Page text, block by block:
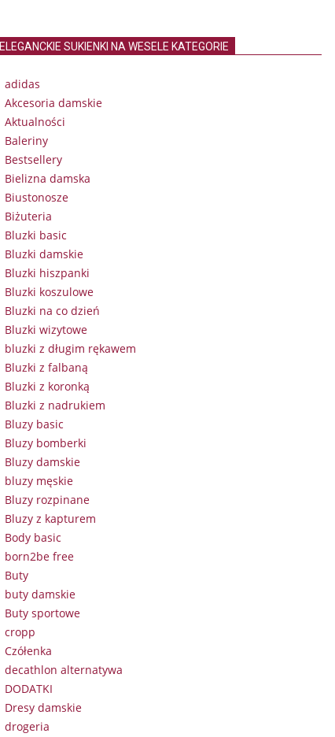
ELEGANCKIE SUKIENKI NA WESELE KATEGORIE
adidas
Akcesoria damskie
Aktualności
Baleriny
Bestsellery
Bielizna damska
Biustonosze
Biżuteria
Bluzki basic
Bluzki damskie
Bluzki hiszpanki
Bluzki koszulowe
Bluzki na co dzień
Bluzki wizytowe
bluzki z długim rękawem
Bluzki z falbaną
Bluzki z koronką
Bluzki z nadrukiem
Bluzy basic
Bluzy bomberki
Bluzy damskie
bluzy męskie
Bluzy rozpinane
Bluzy z kapturem
Body basic
born2be free
Buty
buty damskie
Buty sportowe
cropp
Czółenka
decathlon alternatywa
DODATKI
Dresy damskie
drogeria